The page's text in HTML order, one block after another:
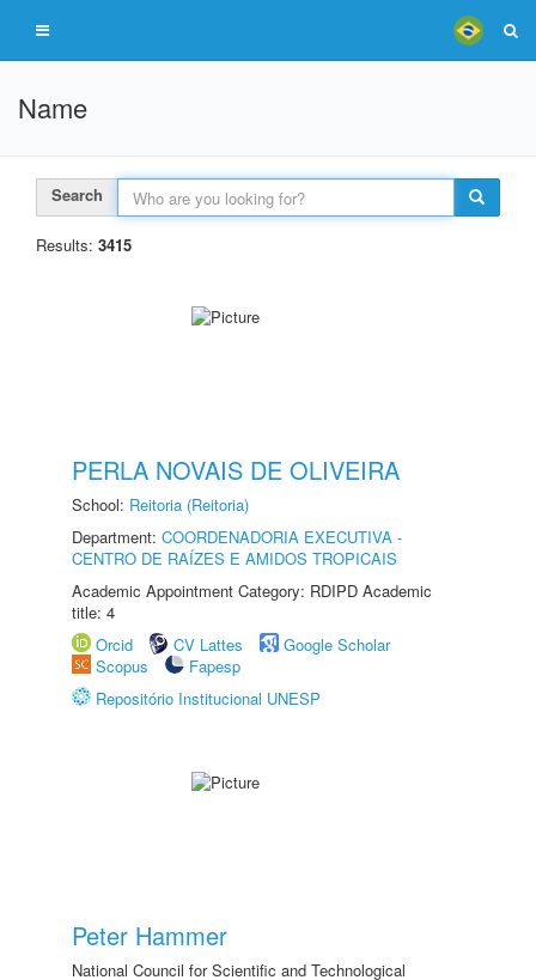
Name
Search
Results: 3415
PERLA NOVAIS DE OLIVEIRA
School: Reitoria (Reitoria)
Department: COORDENADORIA EXECUTIVA -
CENTRO DE RAÍZES E AMIDOS TROPICAIS
Academic Appointment Category: RDIPD Academic
title: 4
Orcid
CV Lattes
Google Scholar
Scopus
Fapesp
Repositório Institucional UNESP
Peter Hammer
National Council for Scientific and Technological